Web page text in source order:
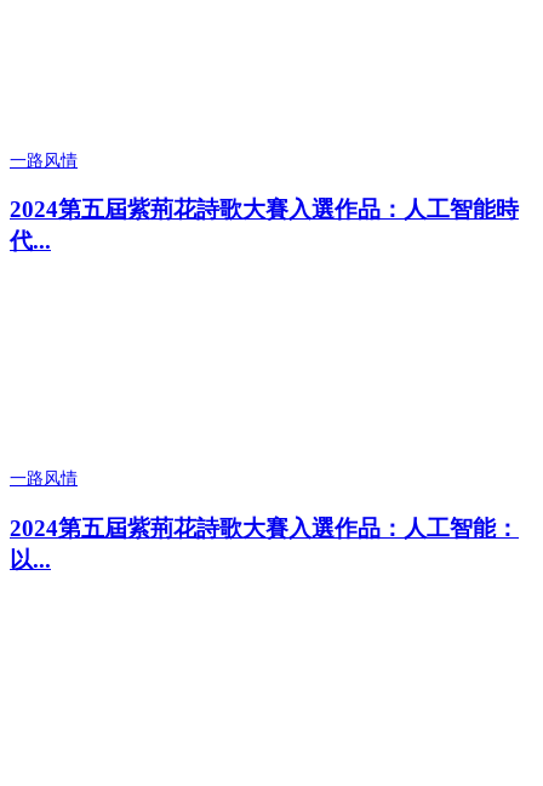
一路风情
2024第五屆紫荊花詩歌大賽入選作品：人工智能時
代...
一路风情
2024第五屆紫荊花詩歌大賽入選作品：人工智能：
以...